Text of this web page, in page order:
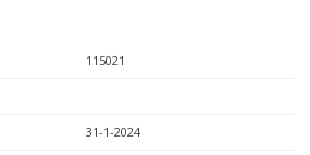
115021
31-1-2024